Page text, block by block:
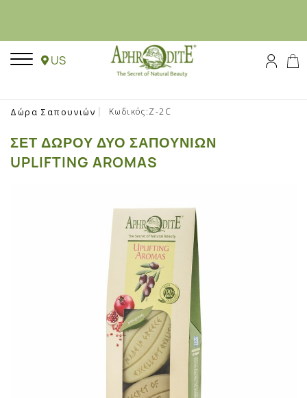
US
Δώρα Σαπουνιών Κωδικός:Z-2C
ΣΕΤ ΔΏΡΟΥ ΔΎΟ ΣΑΠΟΥΝΙΏΝ
UPLIFTING AROMAS